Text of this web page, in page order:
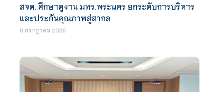
สจด. ศึกษาดูงาน มทร.พระนคร ยกระดับการบริหาร
และประกันคุณภาพสู่สากล
8 กรกฎาคม 2026